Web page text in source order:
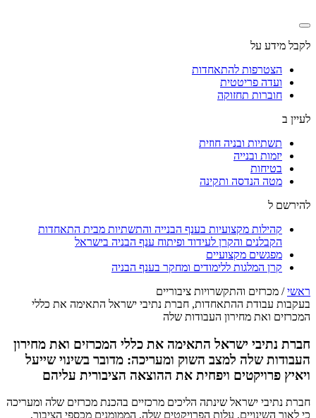
לקבל מידע על
הצטרפות להתאחדות
ועדה פריטטית
חוברות תחזוקה
לעיין ב
תשתיות ובניה חוזית
יזמות ובנייה
בטיחות
מטה הנדסה ותקינה
להירשם ל
קהילות מקצועיות בענף הבנייה והתשתיות מבית התאחדות
הקבלנים והקרן לעידוד ופיתוח ענף הבניה בישראל
מפגשים מקצועיים
קרן המלגות ללימודים ומחקר בענף הבניה
ראשי/ מכרזים והתקשרויות ציבוריים
בעקבות עבודת ההתאחדות, חברת נתיבי ישראל התאימה את כללי
המכרזים ואת מחירון העבודות שלה
חברת נתיבי ישראל התאימה את כללי המכרזים ואת מחירון
העבודות שלה למצב השוק ומעריכה: מדובר בשינוי שייעל
ויאיץ פרויקטים ויפחית את ההוצאה הציבורית עליהם
חברת נתיבי ישראל שינתה הליכים מרכזיים בהכנת מכרזים שלה ומעריכה
כי לאור השינויים, עלות הפרויקטים שלה, הממומנים מכספי הציבור,